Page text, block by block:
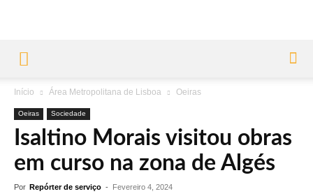
Início Área Metropolitana de Lisboa Oeiras
Oeiras Sociedade
Isaltino Morais visitou obras
em curso na zona de Algés
Por Repórter de serviço - Fevereiro 4, 2024